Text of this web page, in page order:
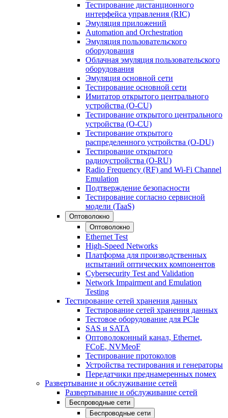
Тестирование дистанционного
интерфейса управления (RIC)
Эмуляция приложений
Automation and Orchestration
Эмуляция пользовательского
оборудования
Облачная эмуляция пользовательского
оборудования
Эмуляция основной сети
Тестирование основной сети
Имитатор открытого центрального
устройства (O-CU)
Тестирование открытого центрального
устройства (O-CU)
Тестирование открытого
распределенного устройства (O-DU)
Тестирование открытого
радиоустройства (O-RU)
Radio Frequency (RF) and Wi-Fi Channel
Emulation
Подтверждение безопасности
Тестирование согласно сервисной
модели (TaaS)
Оптоволокно
Оптоволокно
Ethernet Test
High-Speed Networks
Платформа для производственных
испытаний оптических компонентов
Cybersecurity Test and Validation
Network Impairment and Emulation
Testing
Тестирование сетей хранения данных
Тестирование сетей хранения данных
Тестовое оборудование для PCIe
SAS и SATA
Оптоволоконный канал, Ethernet,
FCoE, NVMeoF
Тестирование протоколов
Устройства тестирования и генераторы
Передатчики преднамеренных помех
Развертывание и обслуживание сетей
Развертывание и обслуживание сетей
Беспроводные сети
Беспроводные сети